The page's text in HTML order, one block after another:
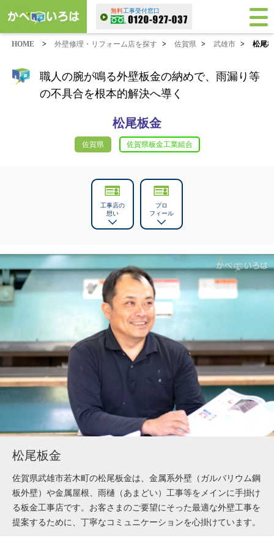
無料工事受付窓口
HOME > 外壁修理・リフォーム店を探す > 佐賀県 > 武雄市 > 松尾
職人の腕が鳴る外壁板金の納めで、雨漏り等
の不具合を根本的解決へ導く
松尾板金
佐賀県 佐賀県板金工業組合
工事店の
想い
プロ
フィール
松尾板金
佐賀県武雄市若木町の松尾板金は、金属系外壁（ガルバリウム鋼
板外壁）や金属屋根、雨樋（あまどい）工事等をメインに手掛け
る板金工事店です。お客さまのご要望にそった最適な外壁工事を
提案するために、丁寧なコミュニケーションを心掛けています。